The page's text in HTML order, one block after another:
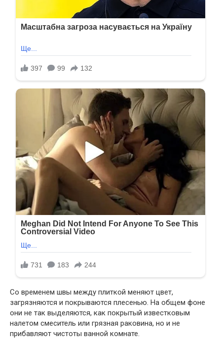
Со временем швы между плиткой меняют цвет,
загрязняются и покрываются плесенью. На общем фоне
они не так выделяются, как покрытый известковым
налетом смеситель или грязная раковина, но и не
прибавляют чистоты ванной комнате.